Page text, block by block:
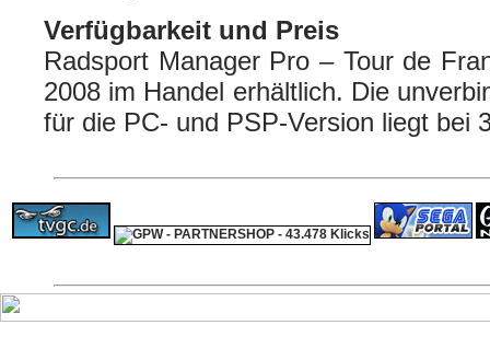
Verfügbarkeit und Preis
Radsport Manager Pro – Tour de
2008 im Handel erhältlich. Die
für die PC- und PSP-Version liegt bei